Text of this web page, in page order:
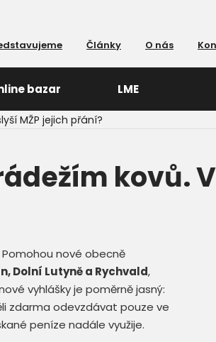
Články O nás
bazar LME
MŽP jejich přání?
kovů.
Pomohou nové obecně
Dolní Lutyně a Rychvald,
vyhlášky je poměrně jasný:
zdarma odevzdávat pouze ve
peníze nadále využije.